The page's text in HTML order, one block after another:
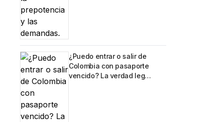
¿Puedo entrar o salir de
Colombia con pasaporte
vencido? La verdad leg…